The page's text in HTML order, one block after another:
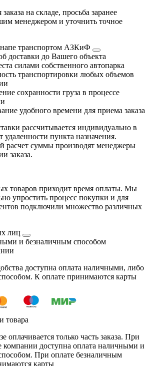
на складе, просьба заранее
менеджером и уточнить точное
транспортом АЗКиФ
доставки до Вашего объекта
силами собственного автопарка
транспортировки любых объемов
сохранности груза в процессе
удобного времени для приема заказа
рассчитывается индивидуально в
удаленности пункта назначения.
расчет суммы производят менеджеры
заказа.
товаров приходит время оплаты. Мы
упростить процесс покупки и для
подключили множество различных
лиц
и безналичным способом
доступна оплата наличными, либо
К оплате принимаются карты
товара
оплачивается только часть заказа. При
компании доступна оплата наличными и
При оплате безналичным
карты